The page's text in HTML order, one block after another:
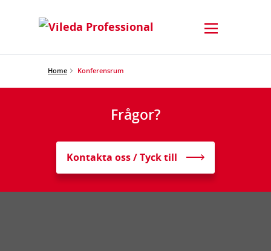
Home Konferensrum
Frågor?
Kontakta oss / Tyck till